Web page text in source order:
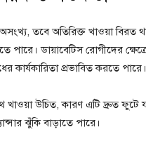
তবে অতিরিক্ত খাওয়া বিরত
পারে। ডায়াবেটিস রোগীদের
কার্যকারিতা প্রভাবিত করতে পারে।
উচিত, কারণ এটি দ্রুত ফুটে
ঝুঁকি বাড়াতে পারে।